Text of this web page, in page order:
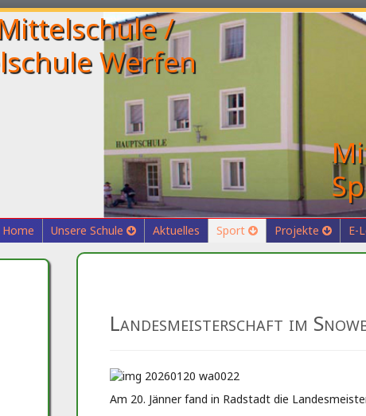
Home Unsere Schule Aktuelles Sport Projekte E-
Landesmeisterschaft im
Am 20. Jänner fand in Radstadt die